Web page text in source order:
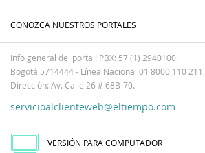
CONOZCA NUESTROS PORTALES
Info general del portal: PBX: 57 (1) 2940100.
Bogotá 5714444 - Línea Nacional 01 8000 110 211.
Dirección: Av. Calle 26 # 68B-70.
servicioalclienteweb@eltiempo.com
VERSIÓN PARA COMPUTADOR